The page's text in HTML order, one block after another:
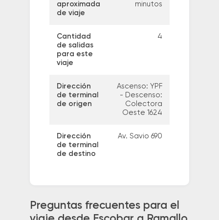
aproximada
de viaje
minutos
Cantidad
de salidas
para este
viaje
4
Dirección
de terminal
de origen
Ascenso: YPF
- Descenso:
Colectora
Oeste 1624
Dirección
de terminal
de destino
Av. Savio 690
Preguntas frecuentes para el